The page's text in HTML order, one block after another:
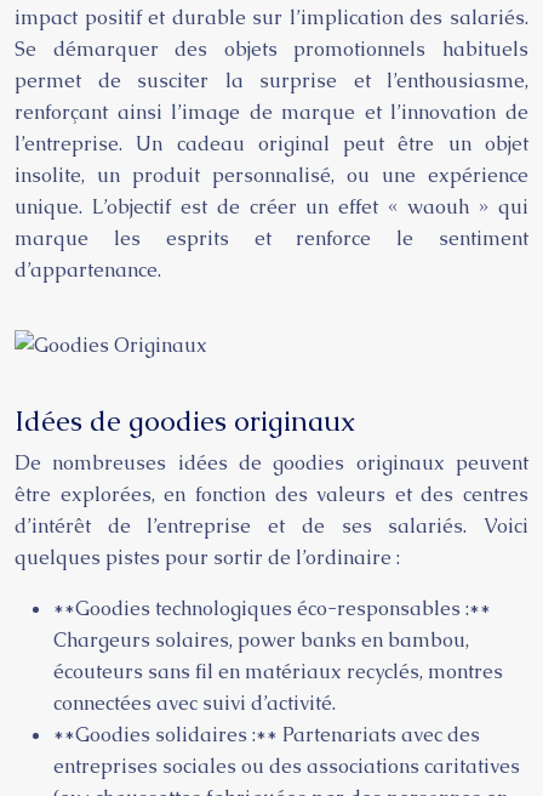
impact positif et durable sur l’implication des salariés.
Se démarquer des objets promotionnels habituels
permet de susciter la surprise et l’enthousiasme,
renforçant ainsi l’image de marque et l’innovation de
l’entreprise. Un cadeau original peut être un objet
insolite, un produit personnalisé, ou une expérience
unique. L’objectif est de créer un effet « waouh » qui
marque les esprits et renforce le sentiment
d’appartenance.
Idées de goodies originaux
De nombreuses idées de goodies originaux peuvent
être explorées, en fonction des valeurs et des centres
d’intérêt de l’entreprise et de ses salariés. Voici
quelques pistes pour sortir de l’ordinaire :
**Goodies technologiques éco-responsables :**
Chargeurs solaires, power banks en bambou,
écouteurs sans fil en matériaux recyclés, montres
connectées avec suivi d’activité.
**Goodies solidaires :** Partenariats avec des
entreprises sociales ou des associations caritatives